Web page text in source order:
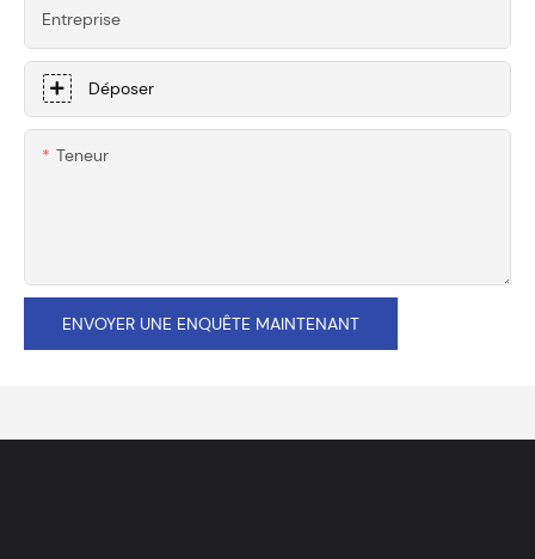
Entreprise
Déposer
Teneur
ENVOYER UNE ENQUÊTE MAINTENANT